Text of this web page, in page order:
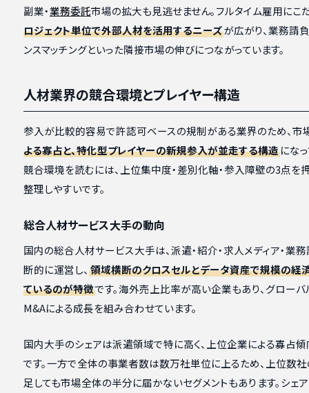
副業・業務委託市場の拡大も見逃せません。フルタイム雇用にこ
ロジェクト単位で外部人材を活用するニーズが広がり、業務請
ンスマッチングといった隣接市場の伸びにつながっています。
人材業界の競合環境とプレイヤー構造
参入が比較的容易で許認可ベースの規制がある業界のため、市
よる寡占と、特化型プレイヤーの新規参入が並走する構造にな
競合環境を読むには、上位集中度・差別化軸・参入障壁の3点を
整理しやすいです。
総合人材サービス大手の動向
国内の総合人材サービス大手は、派遣・紹介・求人メディア・業
断的に運営し、 領域横断のクロスセルとデータ資産で規模の経
ているのが特徴です。海外売上比率が高い企業もあり、グロー
M&Aによる成長を組み合わせています。
国内大手のシェアは派遣領域で特に高く、上位企業による寡占
です。一方で全体の事業者数は数万社単位に上るため、上位数社
足しても市場全体の半分に届かないセグメントもあります。シェ